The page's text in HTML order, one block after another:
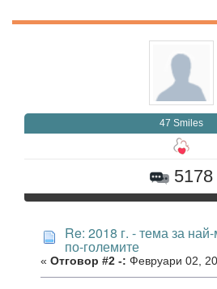
47 Smiles
5178
Re: 2018 г. - тема за
по-големите
« Отговор #2 -: Февруари 02,